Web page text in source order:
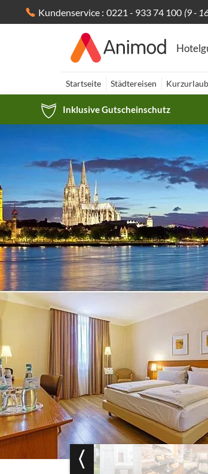
Kundenservice : 0221 - 933 74 100 (9 -
Startseite Städtereisen Kurzurlaub
Inklusive Gutscheinschutz